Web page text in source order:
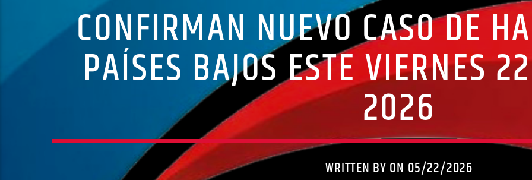
CONFIRMAN NUEVO CASO DE
PAÍSES BAJOS ESTE VIERNES
2026
WRITTEN BY ON 05/22/2026